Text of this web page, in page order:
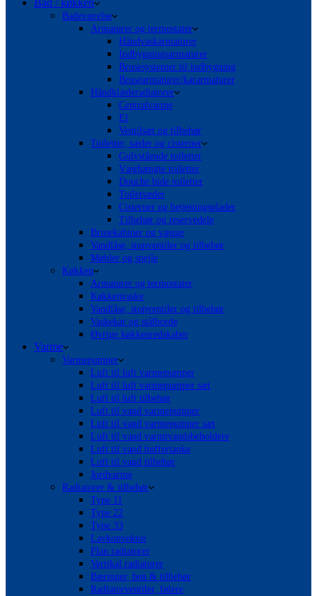
Bad / køkken
Badeværelse
Armaturer og termostater
Håndvaskarmaturer
Indbygningsarmaturer
Brusesystemer til indbygning
Brusearmaturer/kararmaturer
Håndklæderadiatorer
Centralvarme
El
Ventilsæt og tilbehør
Toiletter, sæder og cisterner
Gulvstående toiletter
Væghængte toiletter
Douche bide toiletter
Toiletsæder
Cisterner og betjeningsplader
Tilbehør og reservedele
Brusekabiner og vægge
Vandlåse, stopventiler og tilbehør
Møbler og spejle
Køkken
Armaturer og termostater
Køkkenvaske
Vandlåse, stopventiler og tilbehør
Vaskekar og stålborde
Øvrige køkkenredskaber
Varme
Varmepumper
Luft til luft varmepumper
Luft til luft varmepumper sæt
Luft til luft tilbehør
Luft til vand varmepumper
Luft til vand varmepumper sæt
Luft til vand varmtvandsbeholdere
Luft til vand buffertanke
Luft til vand tilbehør
Jordvarme
Radiatorer & tilbehør
Type 11
Type 22
Type 33
Lavkonvektor
Plan radiatorer
Vertikal radiatorer
Bæringer, ben & tilbehør
Radiatorventiler, følere